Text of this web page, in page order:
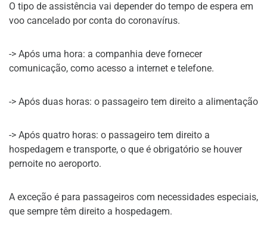
O tipo de assistência vai depender do tempo de espera em
voo cancelado por conta do coronavírus.
-> Após uma hora: a companhia deve fornecer
comunicação, como acesso a internet e telefone.
-> Após duas horas: o passageiro tem direito a alimentação
-> Após quatro horas: o passageiro tem direito a
hospedagem e transporte, o que é obrigatório se houver
pernoite no aeroporto.
A exceção é para passageiros com necessidades especiais,
que sempre têm direito a hospedagem.